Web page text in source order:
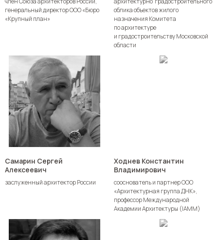
генеральный директор ООО «Бюро
«Крупный план»
облика объектов жилого
назначения Комитета
по архитектуре
и градостроительству Московской
области
Самарин Сергей
Алексеевич
заслуженный архитектор России
Ходнев Константин
Владимирович
сооснователь и партнер ООО
«Архитектурная группа ДНК»,
профессор Международной
Академии Архитектуры (IAMM)